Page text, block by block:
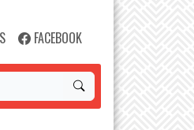
FACEBOOK